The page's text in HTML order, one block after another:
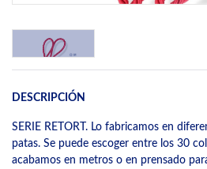
DESCRIPCIÓN
SERIE RETORT. Lo fabricamos en
patas. Se puede escoger entre los 30
acabamos en metros o en prensado